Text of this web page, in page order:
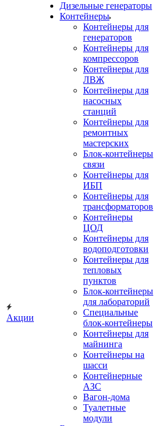
Акции
Дизельные генераторы
Контейнеры
Контейнеры для
генераторов
Контейнеры для
компрессоров
Контейнеры для
ЛВЖ
Контейнеры для
насосных
станций
Контейнеры для
ремонтных
мастерских
Блок-контейнеры
связи
Контейнеры для
ИБП
Контейнеры для
трансформаторов
Контейнеры
ЦОД
Контейнеры для
водоподготовки
Контейнеры для
тепловых
пунктов
Блок-контейнеры
для лабораторий
Специальные
блок-контейнеры
Контейнеры для
майнинга
Контейнеры на
шасси
Контейнерные
АЗС
Вагон-дома
Туалетные
модули